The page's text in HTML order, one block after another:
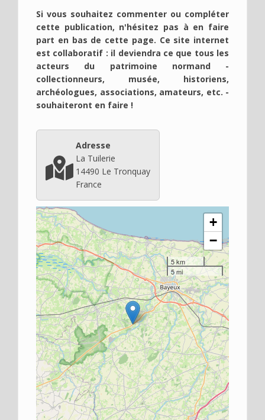
Si vous souhaitez commenter ou compléter
cette publication, n'hésitez pas à en faire
part en bas de cette page. Ce site internet
est collaboratif : il deviendra ce que tous les
acteurs du patrimoine normand -
collectionneurs, musée, historiens,
archéologues, associations, amateurs, etc. -
souhaiteront en faire !
Adresse
La Tuilerie
14490 Le Tronquay
France
+
−
5 km
5 mi